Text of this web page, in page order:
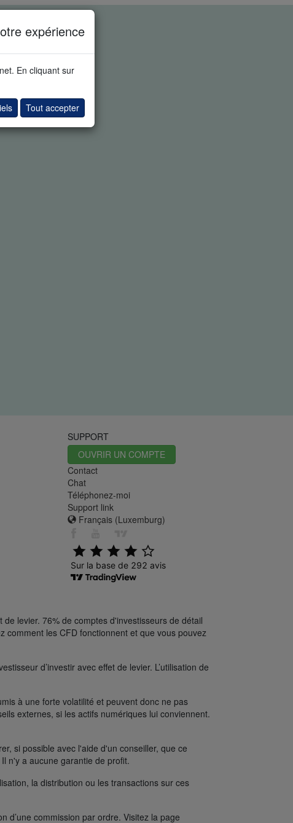
expérience
En cliquant sur
Tout accepter
SUPPORT
OUVRIR UN COMPTE
Contact
Chat
Téléphonez-moi
Support link
Français (Luxemburg)
levier. 76% de comptes d'investisseurs de détail
comment les CFD fonctionnent et que vous pouvez
d’investir avec effet de levier. L’utilisation de
à une forte volatilité et peuvent donc ne pas
externes, si les actifs numériques lui conviennent.
si possible avec l'aide d'un conseiller, que ce
n'y a aucune garantie de profit.
la distribution ou les transactions sur ces
d’une commission par ordre. Visitez la page